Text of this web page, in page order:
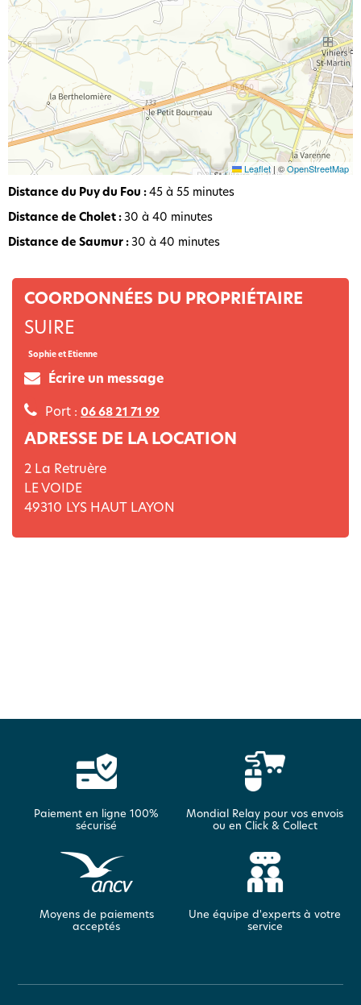
Leaflet | ©OpenStreetMap
Distance du Puy du Fou :45 à 55 minutes
Distance de Cholet :30 à 40 minutes
Distance de Saumur :30 à 40 minutes
COORDONNÉES DU PROPRIÉTAIRE
SUIRE
Sophie et Etienne
Écrire un message
Port : 06 68 21 71 99
ADRESSE DE LA LOCATION
2 La Retruère
LE VOIDE
49310 LYS HAUT LAYON
Paiement en ligne 100%
sécurisé
Mondial Relay pour vos envois
ou en Click & Collect
Moyens de paiements
acceptés
Une équipe d'experts à votre
service